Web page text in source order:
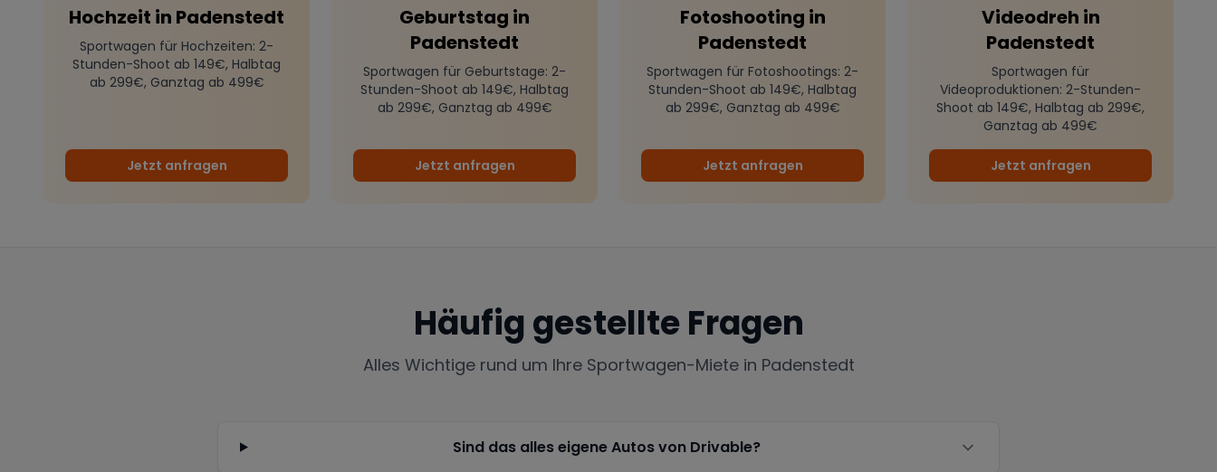
Hochzeit in Padenstedt
Sportwagen für Hochzeiten: 2-
Stunden-Shoot ab 149€, Halbtag
ab 299€, Ganztag ab 499€
Jetzt anfragen
Geburtstag in
Padenstedt
Sportwagen für Geburtstage: 2-
Stunden-Shoot ab 149€, Halbtag
ab 299€, Ganztag ab 499€
Jetzt anfragen
Fotoshooting in
Padenstedt
Sportwagen für Fotoshootings: 2-
Stunden-Shoot ab 149€, Halbtag
ab 299€, Ganztag ab 499€
Jetzt anfragen
Videodreh in
Padenstedt
Sportwagen für
Videoproduktionen: 2-Stunden-
Shoot ab 149€, Halbtag ab 299€,
Ganztag ab 499€
Jetzt anfragen
Häufig gestellte Fragen
Alles Wichtige rund um Ihre Sportwagen-Miete in Padenstedt
Sind das alles eigene Autos von Drivable?